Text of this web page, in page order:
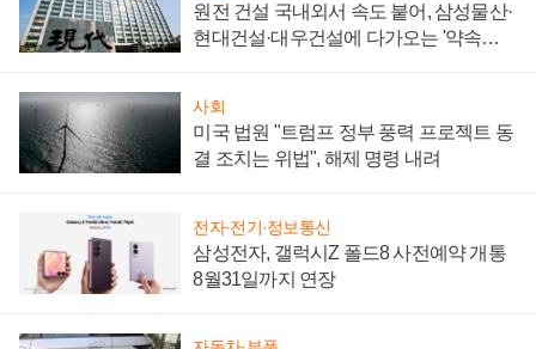
원전 건설 국내외서 속도 붙어, 삼성물산·
현대건설·대우건설에 다가오는 '약속의
사회
미국 법원 "트럼프 정부 풍력 프로젝트 동
결 조치는 위법", 해제 명령 내려
전자·전기·정보통신
삼성전자, 갤럭시Z 폴드8 사전예약 개통
8월31일까지 연장